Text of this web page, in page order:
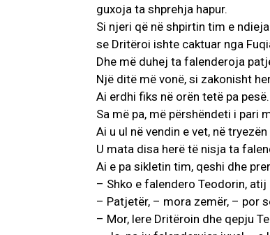
guxoja ta shprehja hapur.
Si njeri që në shpirtin tim e
se Dritëroi ishte caktuar nga
Dhe më duhej ta falenderoja
Një ditë më vonë, si zakonisht
Ai erdhi fiks në orën tetë pa pesë.
Sa më pa, më përshëndeti i pari
Ai u ul në vendin e vet, në
U mata disa herë të nisja ta
Ai e pa sikletin tim, qeshi dhe
– Shko e falendero Teodorin,
– Patjetër, – mora zemër, – por
– Mor, lere Dritëroin dhe qepju